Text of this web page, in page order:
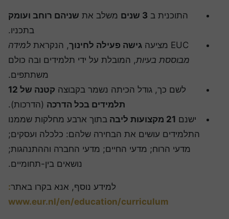
התוכנית ב3 שנים משלב אתשניהם רוחב ועומק
בתכניו.
EUC מציעה
גישה פעילה לחינוך, הנקראתלמידה
מבוססת בעיות, המובלת על ידי תלמידים ובה כולם
משתתפים.
לשם כך, גודל הכיתה נשמר בקבוצה
קטנה של 12
תלמידים בכל הדרכה(הדרכות).
ישנם21 מקצועות ליבה
בתוך ארבע מחלקות שממנו
התלמידים עושים את הבחירה שלהם: כלכלה ועסקים;
מדעי הרוח; מדעי החיים; מדעי החברה וההתנהגות;
נושאים בין-תחומיים.
למידע נוסף, אנא בקרו באתר:
www.eur.nl/en/education/curriculum